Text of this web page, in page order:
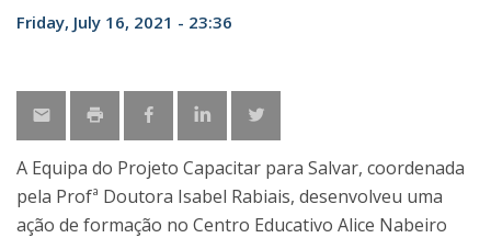
Friday, July 16, 2021 - 23:36
A Equipa do Projeto Capacitar para Salvar, coordenada
pela Profª Doutora Isabel Rabiais, desenvolveu uma
ação de formação no Centro Educativo Alice Nabeiro